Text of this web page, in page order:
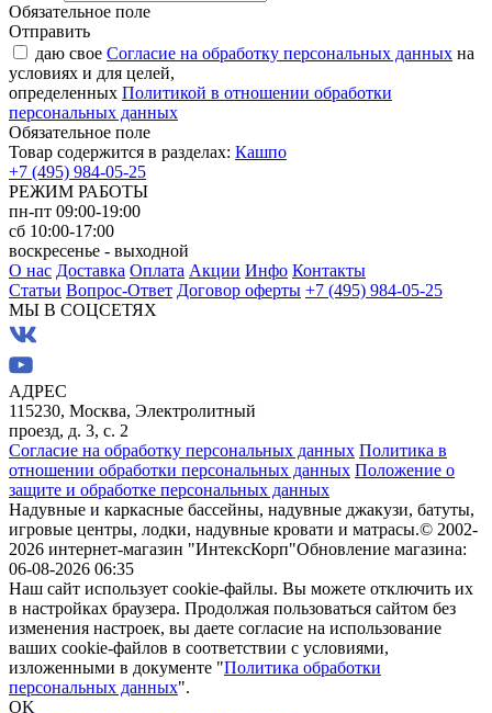
Обязательное поле
Отправить
даю свое Согласие на обработку персональных данных на
условиях и для целей,
определенных Политикой в отношении обработки
персональных данных
Обязательное поле
Товар содержится в разделах: Кашпо
+7 (495) 984-05-25
РЕЖИМ РАБОТЫ
пн-пт 09:00-19:00
сб 10:00-17:00
воскресенье - выходной
О нас Доставка Оплата Акции Инфо Контакты
Статьи Вопрос-Ответ Договор оферты +7 (495) 984-05-25
МЫ В СОЦСЕТЯХ
АДРЕС
115230, Москва, Электролитный
проезд, д. 3, с. 2
Согласие на обработку персональных данных Политика в
отношении обработки персональных данных Положение о
защите и обработке персональных данных
Надувные и каркасные бассейны, надувные джакузи, батуты,
игровые центры, лодки, надувные кровати и матрасы.© 2002-
2026 интернет-магазин "ИнтексКорп"Обновление магазина:
06-08-2026 06:35
Наш сайт использует cookie-файлы. Вы можете отключить их
в настройках браузера. Продолжая пользоваться сайтом без
изменения настроек, вы даете согласие на использование
ваших cookie-файлов в соответствии с условиями,
изложенными в документе "Политика обработки
персональных данных".
OK